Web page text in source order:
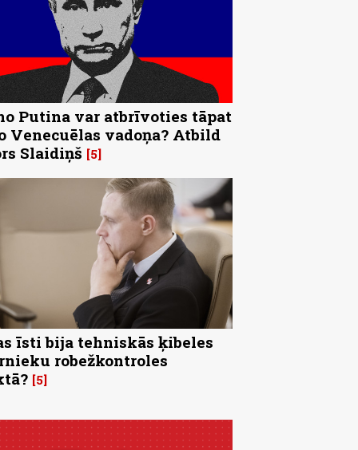
Putina var atbrīvoties tāpat
Venecuēlas vadoņa? Atbild
Slaidiņš 5
īsti bija tehniskās ķibeles
robežkontroles
5